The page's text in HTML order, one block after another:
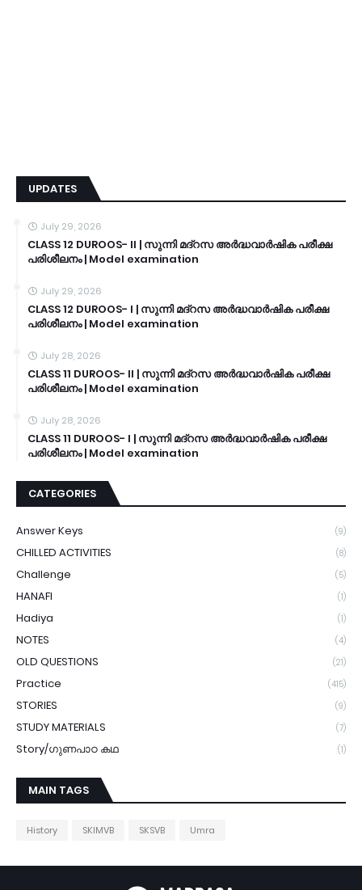
UPDATES
July 29, 2026
CLASS 12 DUROOS- II | സുന്നി മദ്റസ അർദ്ധവാർഷിക പരീക്ഷ
പരിശീലനം | Model examination
July 29, 2026
CLASS 12 DUROOS- I | സുന്നി മദ്റസ അർദ്ധവാർഷിക പരീക്ഷ
പരിശീലനം | Model examination
July 28, 2026
CLASS 11 DUROOS- II | സുന്നി മദ്റസ അർദ്ധവാർഷിക പരീക്ഷ
പരിശീലനം | Model examination
July 28, 2026
CLASS 11 DUROOS- I | സുന്നി മദ്റസ അർദ്ധവാർഷിക പരീക്ഷ
പരിശീലനം | Model examination
CATEGORIES
Answer Keys (9)
CHILLED ACTIVITIES (8)
Challenge (5)
HANAFI (1)
Hadiya (1)
NOTES (4)
OLD QUESTIONS (21)
Practice (415)
STORIES (9)
STUDY MATERIALS (7)
Story/ഗുണപാഠ കഥ (1)
MAIN TAGS
History SKIMVB SKSVB Umra